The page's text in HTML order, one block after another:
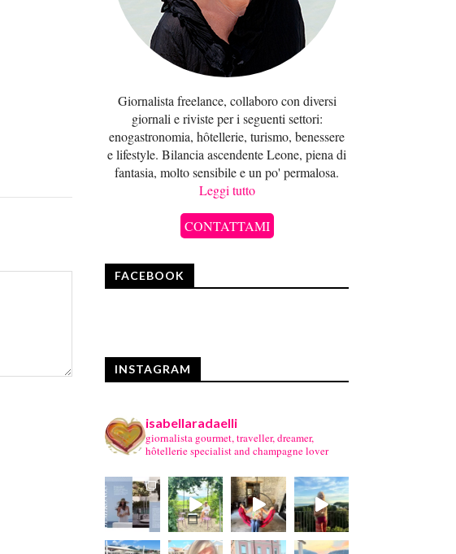
Giornalista freelance, collaboro con diversi
giornali e riviste per i seguenti settori:
enogastronomia, hôtellerie, turismo, benessere
e lifestyle. Bilancia ascendente Leone, piena di
fantasia, molto sensibile e un po' permalosa.
Leggi tutto
CONTATTAMI
FACEBOOK
INSTAGRAM
isabellaradaelli
giornalista gourmet, traveller, dreamer,
hôtellerie specialist and champagne lover